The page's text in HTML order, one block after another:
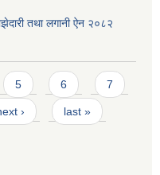
तथा लगानी ऐन २०८२
5 6 7
› last »